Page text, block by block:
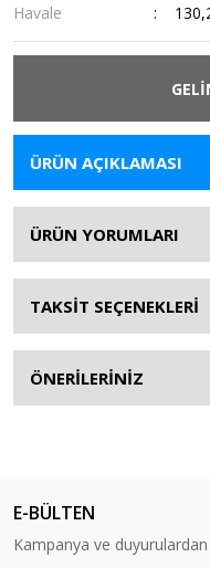
Havale
ÜRÜN AÇIKLAMASI
ÜRÜN YORUMLARI
TAKSİT SEÇENEKLERİ
ÖNERİLERİNİZ
E-BÜLTEN
Kampanya ve